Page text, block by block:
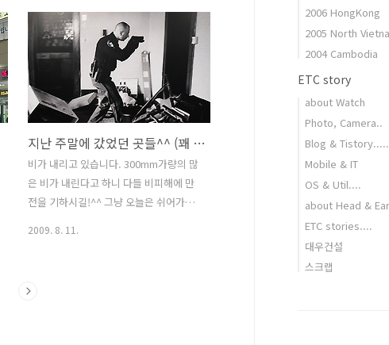
다가..."어라, 이거 안 올렸었나?" 하고 올
리는게 태반인걸요.. 사진은 많이 찍는데
올릴 시간은 별로 없고, 그래서 대부분의
사진이 제 컴퓨터 창고속에 묻혀있단^^
암튼, 오늘은 인사동 이야기네요.. 사실은
이 사진이 땡겼답니다. 인사동의 어느 게
시판, 각각의 독특한 개성이 담긴 도장과,
간단한 소원등을 적은 메모지....참 폼나
죠?^^ 여러분은 2010년 계획 잘 세우셨
나요? 그리고 1일날 해돋이를 보면서 소
원도 비셨구요! 다들 계획하신거 잘 이루
지난 주말에 갔었던 곳들^^ (꽤 바삐 움직였습니다.)
비가 내리고 있습니다. 300mm가량의 많
은 비가 내린다고 하니 다들 비피해에 만
전을 기하시길!^^ 그냥 오늘은 쉬어가는
전당에서는 현재 2가지의 사진전이 열리
2009. 8. 11.
2006 HongKong
2005 North
2004 Cambodia
ETC story
about Watch
Photo, Camera..
Blog & Tistory.....
Mobile & IT
OS & Util....
about Head &
ETC stories....
대우건설
스크랩